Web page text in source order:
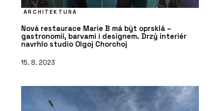
ARCHITEKTURA
Nová restaurace Marie B má být oprsklá –
gastronomií, barvami i designem. Drzý interiér
navrhlo studio Olgoj Chorchoj
15. 8. 2023